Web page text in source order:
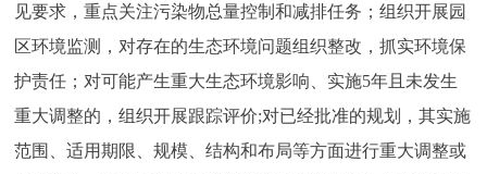
见要求，重点关注污染物总量控制和减排任务；组织开展园
区环境监测，对存在的生态环境问题组织整改，抓实环境保
护责任；对可能产生重大生态环境影响、实施5年且未发生
重大调整的，组织开展跟踪评价;对已经批准的规划，其实施
范围、适用期限、规模、结构和布局等方面进行重大调整或